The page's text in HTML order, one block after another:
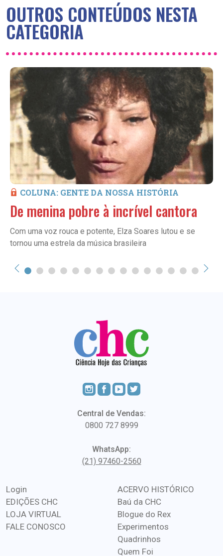
OUTROS CONTEÚDOS NESTA
CATEGORIA
COLUNA: GENTE DA NOSSA HISTÓRIA
De menina pobre à incrível cantora
Com uma voz rouca e potente, Elza Soares lutou e se
tornou uma estrela da música brasileira
Central de Vendas:
0800 727 8999
WhatsApp:
(21) 97460-2560
Login
EDIÇÕES CHC
LOJA VIRTUAL
FALE CONOSCO
ACERVO HISTÓRICO
Baú da CHC
Blogue do Rex
Experimentos
Quadrinhos
Quem Foi